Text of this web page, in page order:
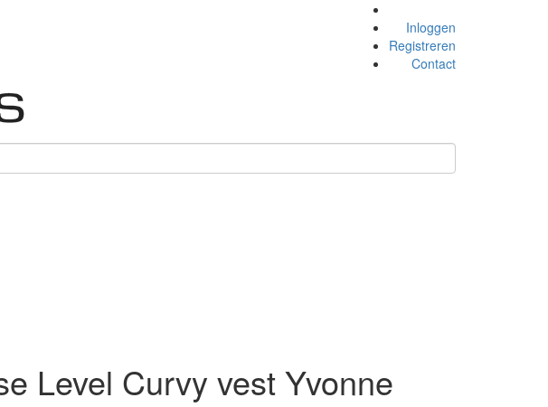
Inloggen
Registreren
Contact
Level Curvy vest Yvonne